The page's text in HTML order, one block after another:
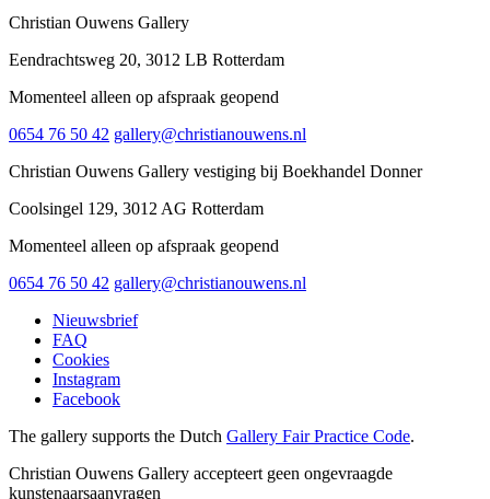
privacybeleid.
Christian Ouwens Gallery
Eendrachtsweg 20, 3012 LB Rotterdam
Momenteel alleen op afspraak geopend
0654 76 50 42 gallery@christianouwens.nl
Christian Ouwens Gallery vestiging bij Boekhandel Donner
Coolsingel 129, 3012 AG Rotterdam
Momenteel alleen op afspraak geopend
0654 76 50 42 gallery@christianouwens.nl
Nieuwsbrief
FAQ
Cookies
Instagram
Facebook
The gallery supports the Dutch Gallery Fair Practice Code.
Christian Ouwens Gallery accepteert geen ongevraagde
kunstenaarsaanvragen